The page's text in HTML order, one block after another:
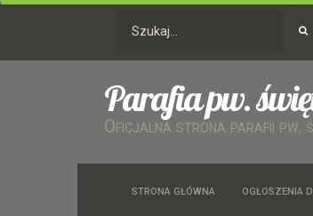
Parafia pw.
Oficjalna strona parafii pw.
STRONA GŁÓWNA OGŁOSZENIA